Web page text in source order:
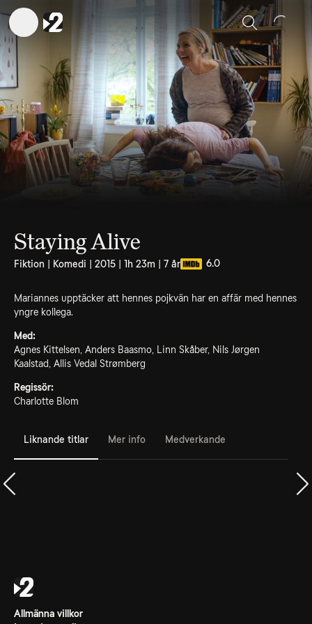
Sök
Staying Alive
Fiktion | Komedi | 2015 | 1h 23m | 7 år 6.0
Mariannes upptäcker att hennes pojkvän har en affär med hennes
yngre kollega.
Med:
Agnes Kittelsen, Anders Baasmo, Linn Skåber, Nils Jørgen
Kaalstad, Allis Vedal Strømberg
Regissör:
Charlotte Blom
Liknande titlar Mer info Medverkande
Allmänna villkor